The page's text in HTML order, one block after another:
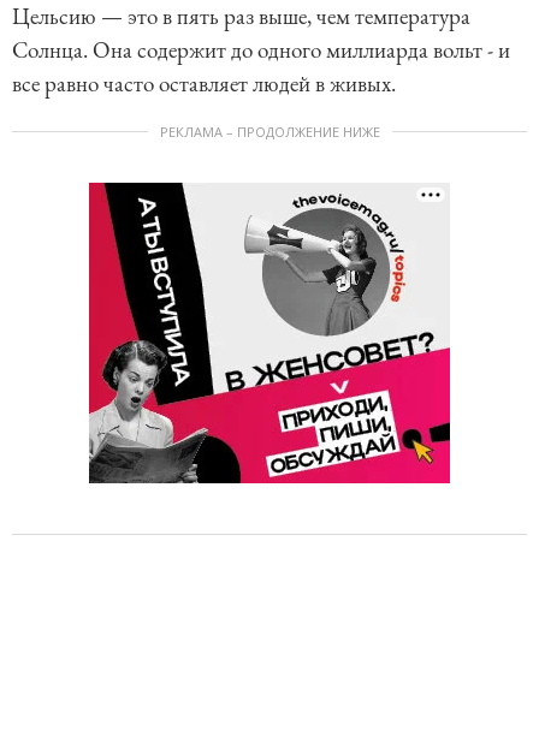
Цельсию — это в пять раз выше, чем температура
Солнца. Она содержит до одного миллиарда вольт - и
все равно часто оставляет людей в живых.
РЕКЛАМА – ПРОДОЛЖЕНИЕ НИЖЕ